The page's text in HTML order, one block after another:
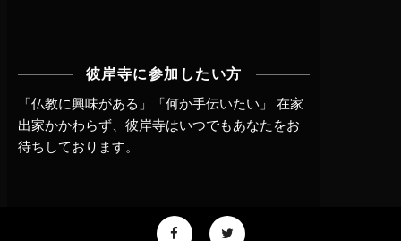
彼岸寺に参加したい方
「仏教に興味がある」「何か手伝いたい」 在家
出家かかわらず、 彼岸寺はいつでもあなたをお
待ちしております。